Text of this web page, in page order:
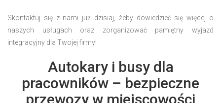
Skontaktuj się z nami już dzisiaj, żeby dowiedzieć się więcej o
naszych usługach oraz zorganizować pamiętny wyjazd
integracyjny dla Twojej firmy!
Autokary i busy dla
pracowników – bezpieczne
przewozy w miejscowości